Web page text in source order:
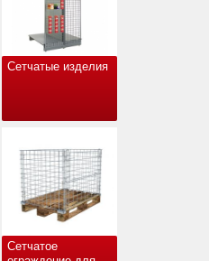
Сетчатые изделия
Сетчатое